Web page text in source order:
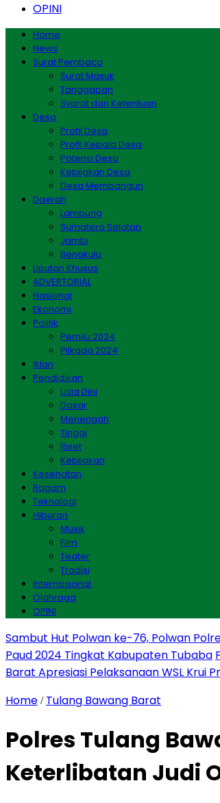
OPINI
Home
News
Surat Pembaca
Surat Masuk
Tanggapan
Syarat dan Ketentuan
Desa
Profil Desa
Profil Kepala Desa
Potensi Desa
Kebijakan Desa
Desa Membangun
Daerah
Lampung
Sumatera Selatan
Jambi
Bengkulu
Liputan Khusus
ADVERTORIAL
Nasional
Ekonomi
Politik
Pemilu 2024
Pilkada 2024
Iklan
Pendidikan
Usia Dini
Dasar
Menengah
Tinggi
Riset
Kebijakan
Kesehatan
Ragam
Teknologi
Hiburan
Musik
Film
Teater
Tradisi
Internasional
Olahraga
OPINI
Sambut Hut Polwan ke-76, Polwan
Paud 2024 Tingkat Kabupaten Tubaba
Barat Apresiasi Pelaksanaan WSL Krui
Home / Tulang Bawang Barat
Polres Tulang
Keterlibatan Judi